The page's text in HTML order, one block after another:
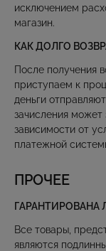
исключением
магазин.
КАК ДОЛГО
После получения
приступаем к
деньги
зачисления может
зависимости от
платежной
ПРОЧЕЕ
Все товары,
являются